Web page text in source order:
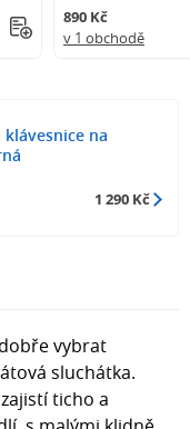
890 Kč
v 1 obchodě
klávesnice na
1 290 Kč